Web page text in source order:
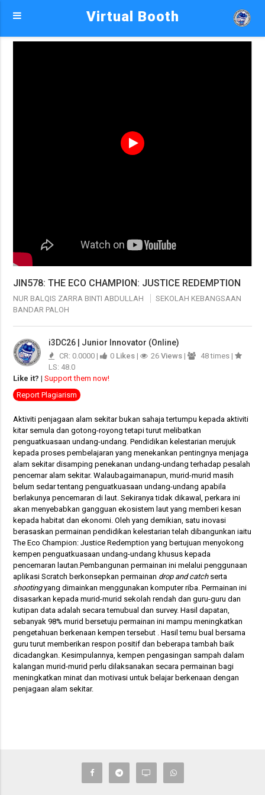
Virtual Booth
JIN578: THE ECO CHAMPION: JUSTICE REDEMPTION
NUR BALQIS ZARRA BINTI ABDULLAH
SEKOLAH KEBANGSAAN
BANDAR PALOH
i3DC26 | Junior Innovator (Online)
CR: 0.0000 | 0 Likes | 26 Views |
48 times |
LS: 48.0
Like it? |Support them now!
Report Plagiarism
Aktiviti penjagaan alam sekitar bukan sahaja tertumpu kepada aktiviti
kitar semula dan gotong-royong tetapi turut melibatkan
penguatkuasaan undang-undang.Pendidikan kelestarian merujuk
kepada proses pembelajaran yang menekankan pentingnya menjaga
alam sekitar disamping penekanan undang-undang terhadap pesalah
pencemar alam sekitar. Walaubagaimanapun, murid-murid masih
belum sedar tentang penguatkuasaan undang-undang apabila
berlakunya pencemaran di laut. Sekiranya tidak dikawal, perkara ini
akan menyebabkan gangguan ekosistem laut yang memberi kesan
kepada habitat dan ekonomi. Oleh yang demikian, satu inovasi
berasaskan permainan pendidikan kelestarian telah dibangunkan iaitu
The Eco Champion: Justice Redemption yang bertujuan menyokong
kempen penguatkuasaan undang-undang khusus kepada
pencemaran lautan.Pembangunan permainan ini melalui penggunaan
aplikasi Scratch berkonsepkan permainan drop and catch serta
shootingyang dimainkan menggunakan komputer riba.Permainan ini
disasarkan kepada murid-murid sekolah rendah dan guru-guru dan
kutipan data adalah secara temubual dan survey. Hasil dapatan,
sebanyak 98% murid bersetuju permainan ini mampu meningkatkan
pengetahuan berkenaan kempen tersebut . Hasil temu bual bersama
guru turut memberikan respon positif dan beberapa tambah baik
dicadangkan. Kesimpulannya, kempen pengasingan sampah dalam
kalangan murid-murid perlu dilaksanakan secara permainan bagi
meningkatkan minat dan motivasi untuk belajar berkenaan dengan
penjagaan alam sekitar.